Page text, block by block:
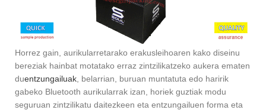
Horrez gain, aurikularretarako erakusleihoaren kako diseinu
bereziak hainbat motatako erraz zintzilikatzeko aukera ematen
duentzungailuak , belarrian, buruan muntatuta edo haririk
gabeko Bluetooth aurikularrak izan, horiek guztiak modu
seguruan zintzilikatu daitezkeen eta entzungailuen forma eta